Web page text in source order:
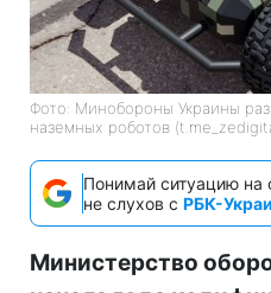
Фото: Минобороны Украины
наземных роботов
Понимай ситуацию на
не слухов с РБК-
Министерство